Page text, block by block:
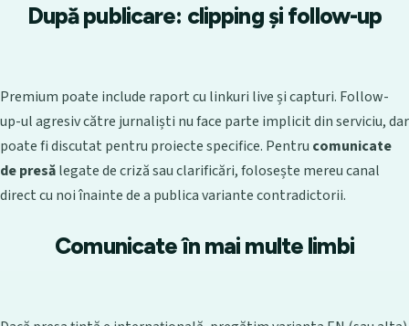
După publicare: clipping și follow-up
Premium poate include raport cu linkuri live și capturi. Follow-
up-ul agresiv către jurnaliști nu face parte implicit din serviciu, dar
poate fi discutat pentru proiecte specifice. Pentru comunicate
de presălegate de criză sau clarificări, folosește mereu canal
direct cu noi înainte de a publica variante contradictorii.
Comunicate în mai multe limbi